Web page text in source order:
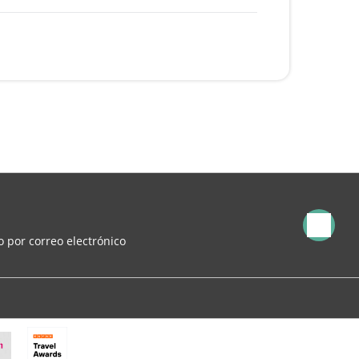
por correo electrónico